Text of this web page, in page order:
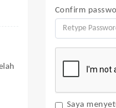
Confirm
Saya